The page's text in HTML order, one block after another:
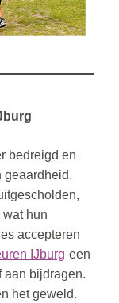
bedreigd en
geaardheid.
hun
accepteren
IJburg een
aan bijdragen.
het geweld.